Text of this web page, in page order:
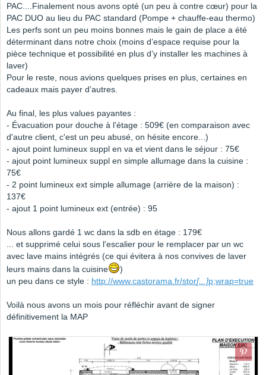
PAC....Finalement nous avons opté (un peu à contre cœur) pour la
PAC DUO au lieu du PAC standard (Pompe + chauffe-eau thermo)
Les perfs sont un peu moins bonnes mais le gain de place a été
déterminant dans notre choix (moins d’espace requise pour la
pièce technique et possibilité en plus d’y installer les machines à
laver)
Pour le reste, nous avions quelques prises en plus, certaines en
cadeaux mais payer d’autres.
Au final, les plus values payantes :
- Évacuation pour douche à l'étage : 509€ (en comparaison avec
d'autre client, c'est un peu abusé, on hésite encore...)
- ajout point lumineux suppl en va et vient dans le séjour : 75€
- ajout point lumineux suppl en simple allumage dans la cuisine :
75€
- 2 point lumineux ext simple allumage (arrière de la maison) :
137€
- ajout 1 point lumineux ext (entrée) : 95
Nous allons gardé 1 wc dans la sdb en étage : 179€
... et supprimé celui sous l'escalier pour le remplacer par un wc
avec lave mains intégrés (ce qui évitera à nos convives de laver
leurs mains dans la cuisine
)
un peu dans ce style : http://www.castorama.fr/stor[...]p;wrap=true
Voilà nous avons un mois pour réfléchir avant de signer
définitivement la MAP